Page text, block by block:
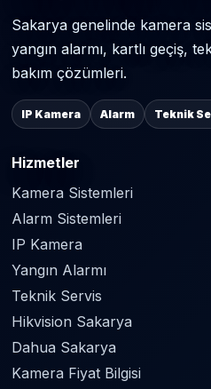
Sakarya genelinde kamera
yangın alarmı, kartlı geçiş,
bakım çözümleri.
IP Kamera Alarm Teknik
Hizmetler
Kamera Sistemleri
Alarm Sistemleri
IP Kamera
Yangın Alarmı
Teknik Servis
Hikvision Sakarya
Dahua Sakarya
Kamera Fiyat Bilgisi